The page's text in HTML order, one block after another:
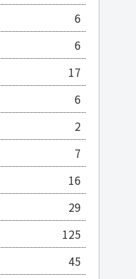
6
6
17
6
2
7
16
29
125
45